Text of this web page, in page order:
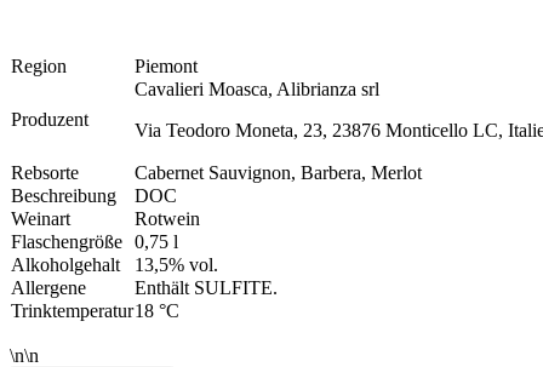
Region Piemont
Produzent
Cavalieri Moasca, Alibrianza srl
Via Teodoro Moneta, 23, 23876 Monticello LC,
Rebsorte
Cabernet Sauvignon, Barbera, Merlot
Beschreibung
DOC
Weinart
Rotwein
Flaschengröße 0,75 l
Alkoholgehalt
13,5% vol.
Allergene
Enthält SULFITE.
Trinktemperatur18 °C
\n\n